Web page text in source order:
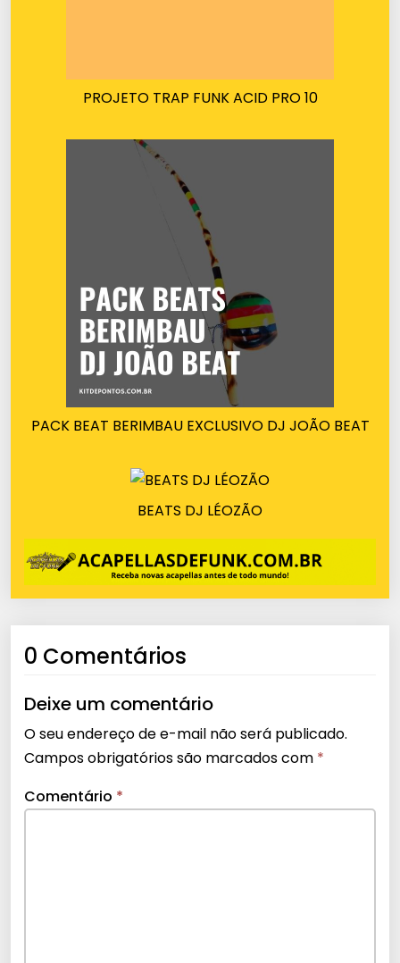
PROJETO TRAP FUNK ACID PRO 10
PACK BEAT BERIMBAU EXCLUSIVO DJ JOÃO BEAT
BEATS DJ LÉOZÃO
0 Comentários
Deixe um comentário
O seu endereço de e-mail não será publicado.
Campos obrigatórios são marcados com *
Comentário *